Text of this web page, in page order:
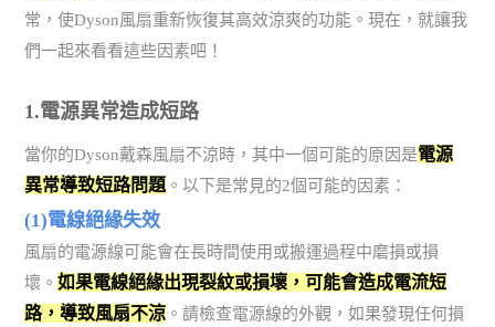
常，使Dyson風扇重新恢復其高效涼爽的功能。現在，就讓我
們一起來看看這些因素吧！
1.電源異常造成短路
當你的Dyson戴森風扇不涼時，其中一個可能的原因是電源
異常導致短路問題。以下是常見的2個可能的因素：
(1)電線絕緣失效
風扇的電源線可能會在長時間使用或搬運過程中磨損或損
壞。如果電線絕緣出現裂紋或損壞，可能會造成電流短
路，導致風扇不涼 。請檢查電源線的外觀，如果發現任何損